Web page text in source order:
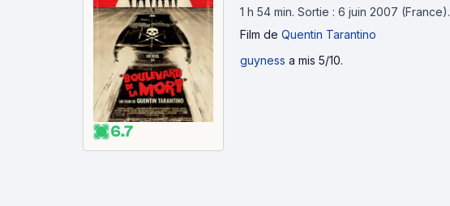
6.7
1 h 54 min. Sortie : 6 juin 2007 (France).
Film de Quentin Tarantino
guyness a mis 5/10.